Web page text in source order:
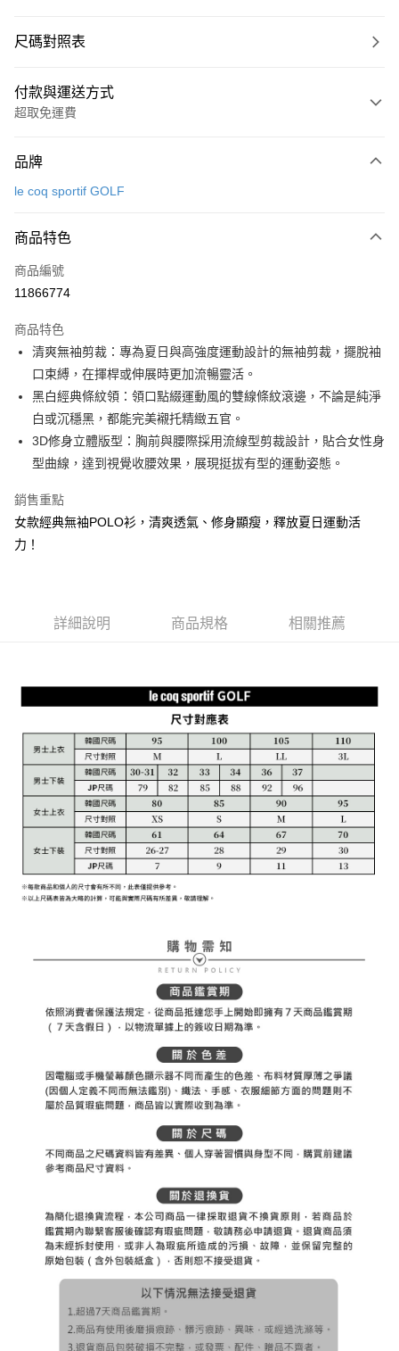
尺碼對照表
付款與運送方式
超取免運費
信用卡一次付款
LINE Pay
Apple Pay
悠遊付
大哥付你分期
相關說明
【大哥付你分期使用說明】
1.本服務由台灣大哥大提供，台灣大哥大用戶可立即使用無須另外申請。
2.付款方式選擇「大哥付你分期」，訂單成立後會自動跳轉到大哥付的交易
流程，驗證手機門號後，選擇欲分期的期數、繳款截止日，確認付款後即完
3.實際核准額度、可分期數及費用金額請依後續交易確認頁面所載為準。
4.訂單成立30分鐘內，如未前往確認交易或遇審核未通過，訂單將自動取
消。如遇「轉專審核」未通過狀況，表示未達大哥付你分期系統評分，恕無
法說明評估內容。
帳／街口支付／iPASS MONEY」等通路繳費。
用戶於交易時，得透過本服務購買商品或服務，並由商店將買賣／分期付款
買賣價金債權讓與本公司後，依約使用本公司帳單繳交帳款。
2.基於同意付款使用「大哥付你分期」之契約關係目的，商店將以您的個人
資料（包含姓名、電話或地址）提供予台灣大哥大進項蒐集、處理及利用，
由本公司與您本人進行分期帳單所需資料之確認、核對及更正。
3.完整用戶服務條款，請詳閱以下連結：https://oppay.tw/userRule
AFTEE先享後付
相關說明
【關於「AFTEE先享後付」】
便利好安心！
１．簡單：不需註冊會員、不需綁卡、不需儲值。
２．便利：只要手機號碼，簡訊認證，即可結帳。
３．安心：先確認商品／服務後，再付款。
２．訂單成立數日內，您將收到繳費通知簡訊。
購買商品的店家。未經商家同意取消之訂單仍視為有效，需透過AFTEE先享
後付繳納相關費用。
※ 交易是否成功請以「AFTEE先享後付 」之結帳頁面顯示為準，若有關於
是否繳費成功／繳費後需取消欲退款等相關疑問，請聯繫「AFTEE先享後付
客戶支援中心」https://netprotections.freshdesk.com/support/home
１．透過由恩沛科技股份有限公司提供之「AFTEE先享後付」服務完成之交
易，需依本服務之必要範圍內提供個人資料，並將交易相關給付款項請求債
權轉讓予恩沛科技股份有限公司。
２．關於個人資料處理事宜，請瀏覽以下網址：
https://aftee.tw/terms/#terms3
３．未成年的使用者請事先徵得法定代理人或監護人之同意方可使用
「AFTEE先享後付」，若未經同意申辦者引起之損失，本公司不負相關責
時審查核予不同之上限額度；若仍有額度不足之情形，本公司將視審查結果
５．嚴禁一人註冊多個帳號或使用他人資訊註冊。若發現惡意使用之情形，
恩沛科技股份有限公司將有權停止該用戶之使用額度並採取法律行動。
運送方式
全家取貨付款
免運費
7-11取貨付款
免運費
付款後7-11取貨
宅配
品牌
le coq sportif GOLF
商品特色
商品編號
11866774
商品特色
清爽無袖剪裁：專為夏日與高強度運動設計的無袖剪裁，擺脫袖
口束縛，在揮桿或伸展時更加流暢靈活。
黑白經典條紋領：領口點綴運動風的雙線條紋滾邊，不論是純淨
白或沉穩黑，都能完美襯托精緻五官。
3D修身立體版型：胸前與腰際採用流線型剪裁設計，貼合女性身
型曲線，達到視覺收腰效果，展現挺拔有型的運動姿態。
銷售重點
女款經典無袖POLO衫，清爽透氣、修身顯瘦，釋放夏日運動活
力！
詳細說明 商品規格 相關推薦